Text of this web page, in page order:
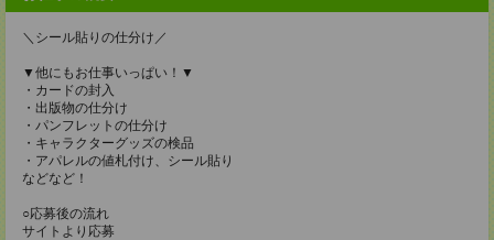
＼シール貼りの仕分け／
▼他にもお仕事いっぱい！▼
・カードの封入
・出版物の仕分け
・パンフレットの仕分け
・キャラクターグッズの検品
・アパレルの値札付け、シール貼り
などなど！
○応募後の流れ
サイトより応募